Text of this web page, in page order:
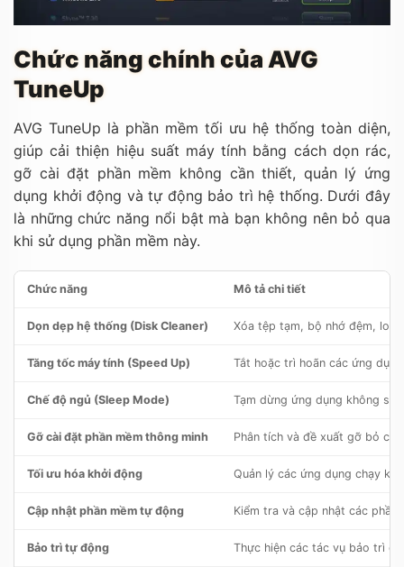
Chức năng chính của AVG
TuneUp
AVG TuneUp là phần mềm tối ưu hệ thống toàn diện,
giúp cải thiện hiệu suất máy tính bằng cách dọn rác,
gỡ cài đặt phần mềm không cần thiết, quản lý ứng
dụng khởi động và tự động bảo trì hệ thống. Dưới đây
là những chức năng nổi bật mà bạn không nên bỏ qua
khi sử dụng phần mềm này.
Chức năng Mô tả chi tiết
Dọn dẹp hệ thống (Disk Cleaner) Xóa tệp tạm, bộ nhớ đệm, log
Tăng tốc máy tính (Speed Up) Tắt hoặc trì hoãn các ứng
Chế độ ngủ (Sleep Mode) Tạm dừng ứng dụng không sử
Gỡ cài đặt phần mềm thông minh Phân tích và đề xuất gỡ bỏ
Tối ưu hóa khởi động Quản lý các ứng dụng chạy
Cập nhật phần mềm tự động Kiểm tra và cập nhật các phần
Bảo trì tự động Thực hiện các tác vụ bảo trì